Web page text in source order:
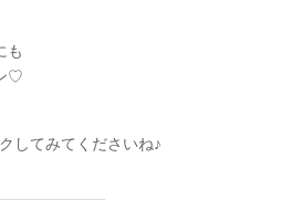
も
♡
してみてくださいね♪